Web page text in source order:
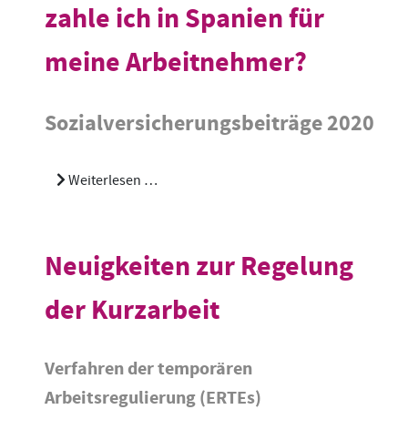
zahle ich in Spanien für
meine Arbeitnehmer?
Sozialversicherungsbeiträge 2020
Weiterlesen …
Neuigkeiten zur Regelung
der Kurzarbeit
Verfahren der temporären
Arbeitsregulierung (ERTEs)